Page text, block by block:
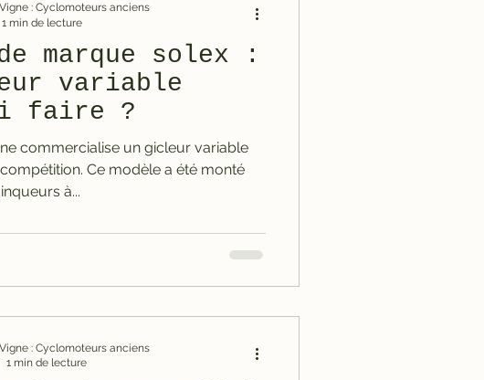
marque solex :
variable
faire ?
commercialise un gicleur variable
à...
: Cyclomoteurs anciens
1 min de lecture
: Cyclomoteurs anciens
1 min de lecture